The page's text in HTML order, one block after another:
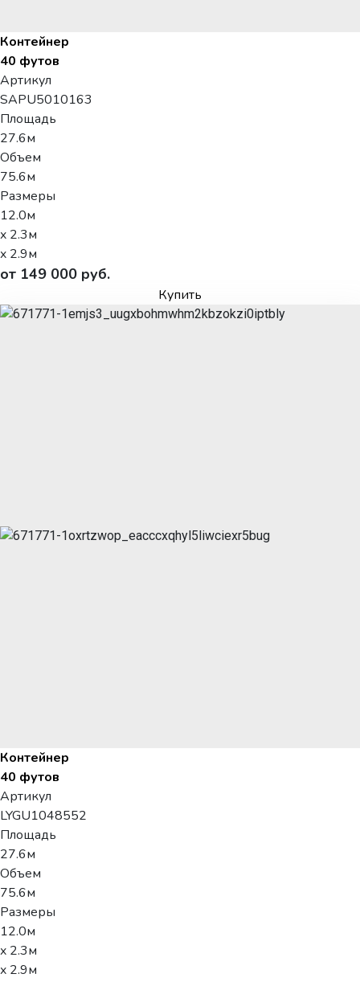
Контейнер
40 футов
Артикул
SAPU5010163
Площадь
27.6м
Объем
75.6м
Размеры
12.0м
x 2.3м
x 2.9м
от 149 000 руб.
Купить
Контейнер
40 футов
Артикул
LYGU1048552
Площадь
27.6м
Объем
75.6м
Размеры
12.0м
x 2.3м
x 2.9м